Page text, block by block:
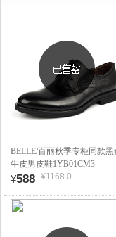
BELLE/百丽秋季专柜同款黑
牛皮男皮鞋1YB01CM3
¥588 ¥1168.0